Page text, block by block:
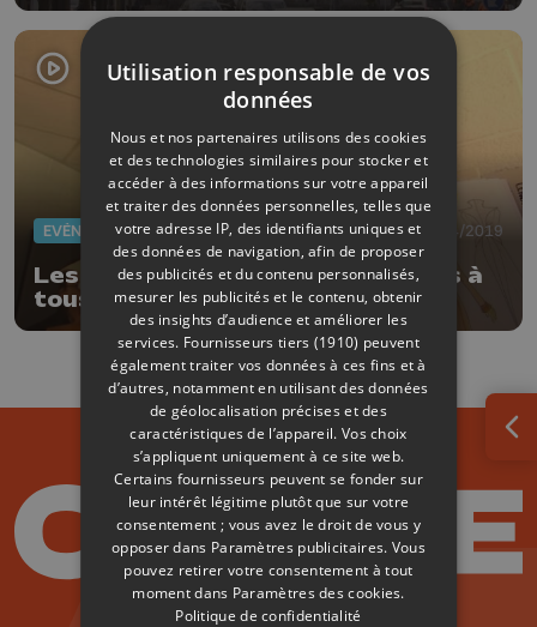
EVÈNEMENTS 05/04/2019
Les coulisses de l'Opéra ouvertes à
tous !
Utilisation responsable de vos
données
Nous et nos partenaires utilisons des cookies
et des technologies similaires pour stocker et
accéder à des informations sur votre appareil
et traiter des données personnelles, telles que
votre adresse IP, des identifiants uniques et
des données de navigation, afin de proposer
des publicités et du contenu personnalisés,
mesurer les publicités et le contenu, obtenir
des insights d’audience et améliorer les
services. Fournisseurs tiers (1910) peuvent
également traiter vos données à ces fins et à
d’autres, notamment en utilisant des données
de géolocalisation précises et des
caractéristiques de l’appareil. Vos choix
s’appliquent uniquement à ce site web.
Certains fournisseurs peuvent se fonder sur
leur intérêt légitime plutôt que sur votre
consentement ; vous avez le droit de vous y
opposer dans Paramètres publicitaires. Vous
pouvez retirer votre consentement à tout
moment dans Paramètres des cookies.
Politique de confidentialité